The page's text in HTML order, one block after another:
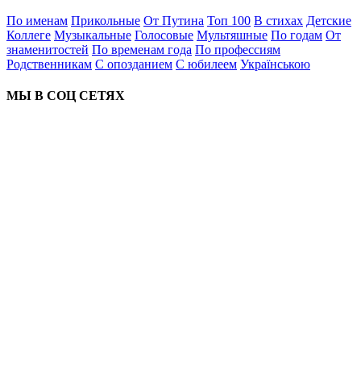
По именам Прикольные От Путина Топ 100 В стихах Детские
Коллеге Музыкальные Голосовые Мультяшные По годам От
знаменитостей По временам года По профессиям
Родственникам С опозданием С юбилеем Українською
МЫ В СОЦ СЕТЯХ